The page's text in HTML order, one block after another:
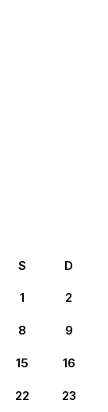
S D
1 2
8 9
15 16
22 23